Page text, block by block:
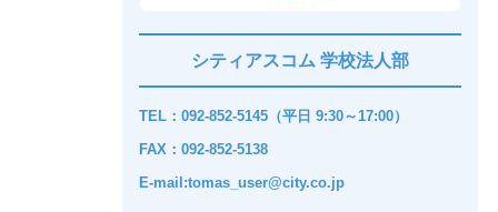
シティアスコム 学校法人部
TEL：092-852-5145（平日 9:30～17:00）
FAX：092-852-5138
E-mail:tomas_user@city.co.jp